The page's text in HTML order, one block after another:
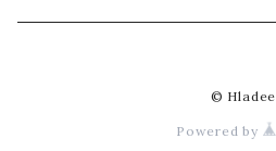
© Hladee
Powered by